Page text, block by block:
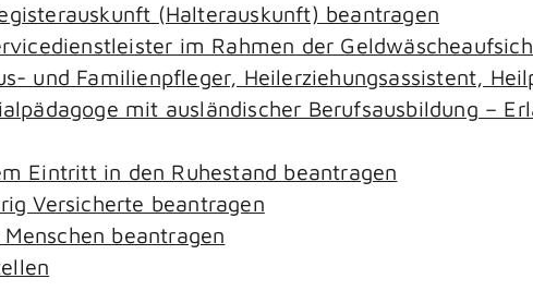
(Halterauskunft) beantragen
im Rahmen der
und Familienpfleger, Heilerziehungsassistent,
mit ausländischer Berufsausbildung –
Eintritt in den Ruhestand beantragen
Versicherte beantragen
beantragen